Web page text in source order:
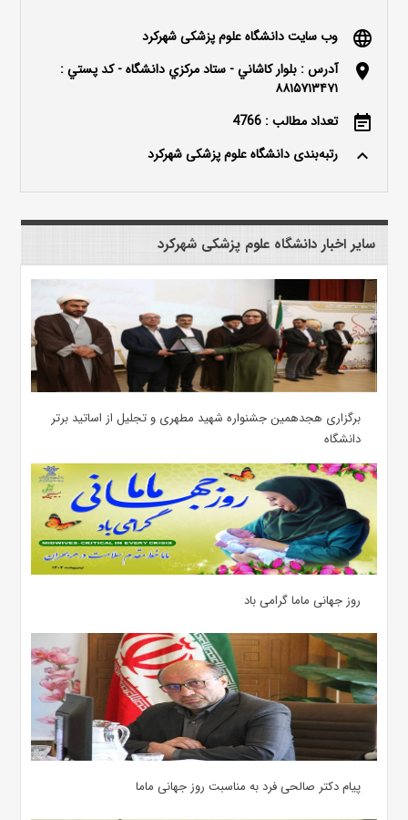
language وب سایت دانشگاه علوم پزشکی شهرکرد
location_on
آدرس : بلوار كاشاني - ستاد مركزي دانشگاه - كد پستي :
۸۸۱۵۷۱۳۴۷۱
event_note تعداد مطالب : 4766
keyboard_arrow_up رتبه‌بندی دانشگاه علوم پزشکی شهرکرد
سایر اخبار دانشگاه علوم پزشکی شهرکرد
برگزاری هجدهمین جشنواره شهید مطهری و تجلیل از اساتید برتر
دانشگاه
روز جهانی ماما گرامی باد
پیام دکتر صالحی فرد به مناسبت روز جهانی ماما